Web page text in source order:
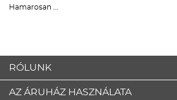
Hamarosan ...
RÓLUNK
AZ ÁRUHÁZ HASZNÁLATA